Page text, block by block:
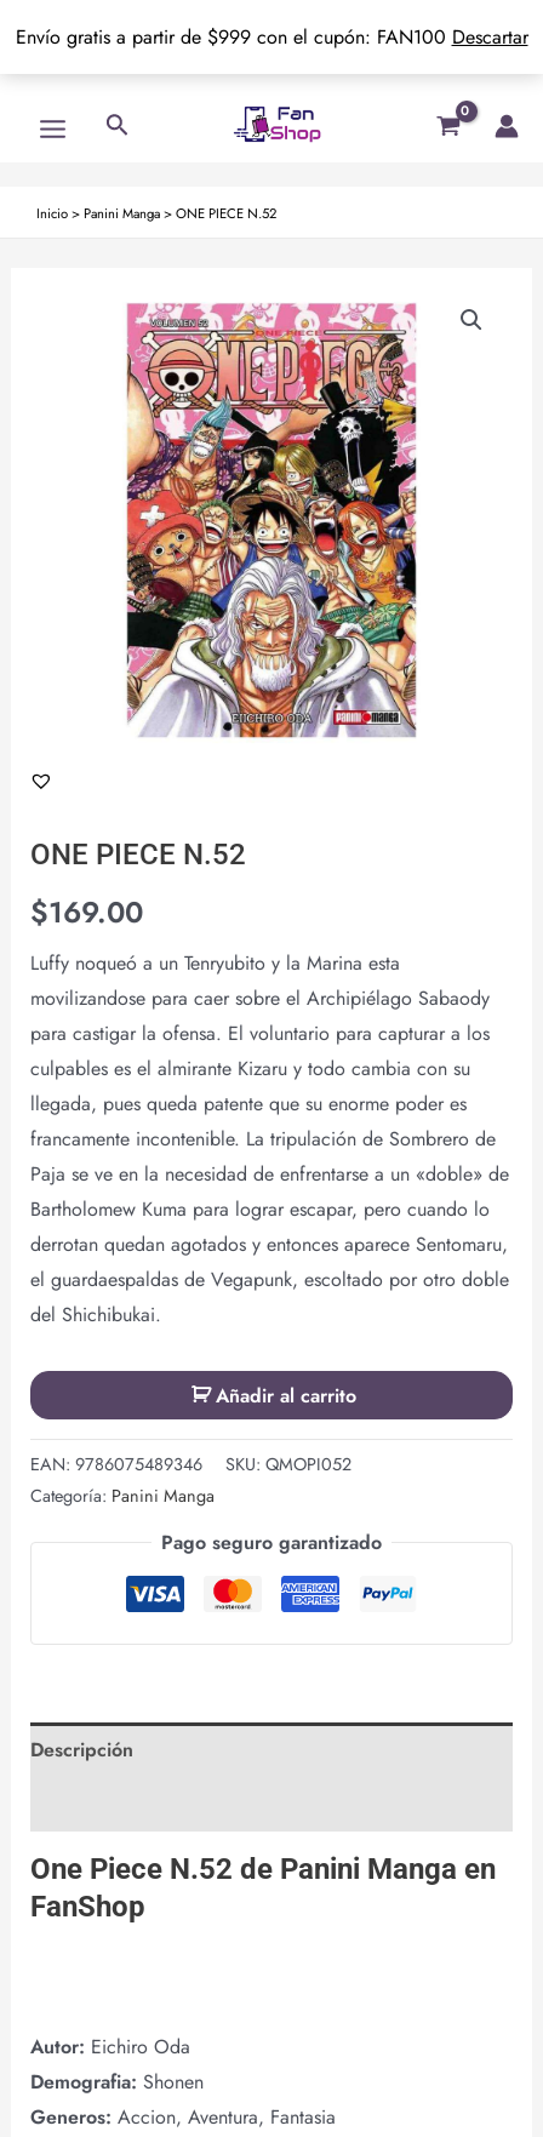
Envío gratis a partir de $999 con el cupón: FAN100 Descartar
Menu
Buscar
Inicio> Panini Manga>ONE PIECE N.52
ONE PIECE N.52
$169.00
Luffy noqueó a un Tenryubito y la Marina esta
movilizandose para caer sobre el Archipiélago Sabaody
para castigar la ofensa. El voluntario para capturar a los
culpables es el almirante Kizaru y todo cambia con su
llegada, pues queda patente que su enorme poder es
francamente incontenible. La tripulación de Sombrero de
Paja se ve en la necesidad de enfrentarse a un «doble» de
Bartholomew Kuma para lograr escapar, pero cuando lo
derrotan quedan agotados y entonces aparece Sentomaru,
el guardaespaldas de Vegapunk, escoltado por otro doble
del Shichibukai.
Añadir al carrito
EAN: 9786075489346 SKU: QMOPI052
Categoría: Panini Manga
Pago seguro garantizado
Descripción
One Piece N.52 de Panini Manga en
FanShop
Autor: Eichiro Oda
Demografia: Shonen
Generos: Accion, Aventura, Fantasia